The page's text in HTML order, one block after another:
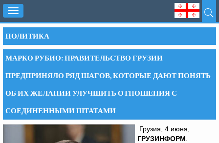
Toggle
navigation
ПОЛИТИКА
МАРКО РУБИО: ПРАВИТЕЛЬСТВО ГРУЗИИ
ПРЕДПРИНЯЛО РЯД ШАГОВ, КОТОРЫЕ ДАЮТ ПОНЯТЬ
ОБ ИХ ЖЕЛАНИИ УЛУЧШИТЬ ОТНОШЕНИЯ С
СОЕДИНЕННЫМИ ШТАТАМИ
Грузия, 4 июня,
ГРУЗИНФОРМ